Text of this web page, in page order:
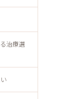
治療選